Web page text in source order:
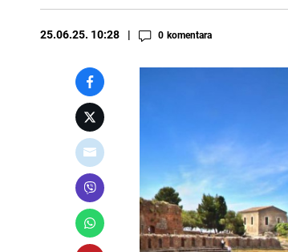
25.06.25. 10:28 0 komentara